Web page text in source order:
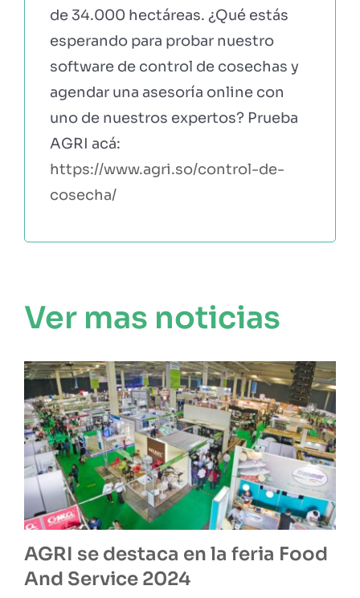
de 34.000 hectáreas. ¿Qué estás
esperando para probar nuestro
software de control de cosechas y
agendar una asesoría online con
uno de nuestros expertos? Prueba
AGRI acá:
https://www.agri.so/control-de-
cosecha/
Ver mas noticias
AGRI se destaca en la feria Food
And Service 2024